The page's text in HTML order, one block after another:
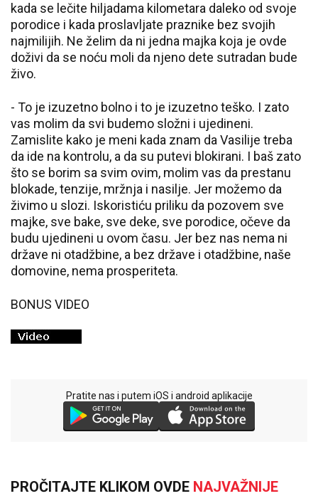
kada se lečite hiljadama kilometara daleko od svoje
porodice i kada proslavljate praznike bez svojih
najmilijih. Ne želim da ni jedna majka koja je ovde
doživi da se noću moli da njeno dete sutradan bude
živo.
- To je izuzetno bolno i to je izuzetno teško. I zato
vas molim da svi budemo složni i ujedineni.
Zamislite kako je meni kada znam da Vasilije treba
da ide na kontrolu, a da su putevi blokirani. I baš zato
što se borim sa svim ovim, molim vas da prestanu
blokade, tenzije, mržnja i nasilje. Jer možemo da
živimo u slozi. Iskoristiću priliku da pozovem sve
majke, sve bake, sve deke, sve porodice, očeve da
budu ujedineni u ovom času. Jer bez nas nema ni
države ni otadžbine, a bez države i otadžbine, naše
domovine, nema prosperiteta.
BONUS VIDEO
Pratite nas i putem iOS i android aplikacije
PROČITAJTE KLIKOM OVDE NAJVAŽNIJE